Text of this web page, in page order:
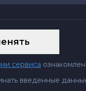
сервиса
введенные